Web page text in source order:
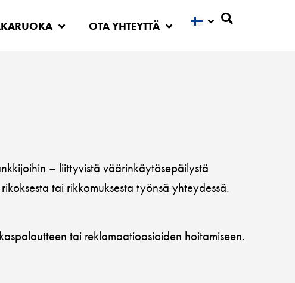
OTA YHTEYTTÄ
– liittyvistä väärinkäytösepäilystä
tai rikkomuksesta työnsä yhteydessä.
tai reklamaatioasioiden hoitamiseen.